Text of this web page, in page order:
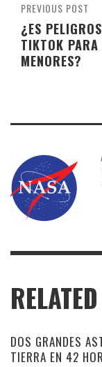
PREVIOUS POST
¿ES
TIKTOK PARA
MENORES?
DOS GRANDES
TIERRA EN 42